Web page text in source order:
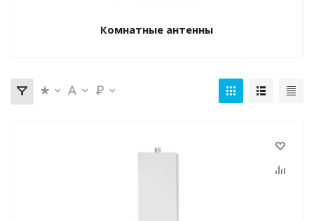
Комнатные антенны